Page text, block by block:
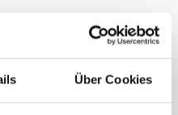
Über Cookies